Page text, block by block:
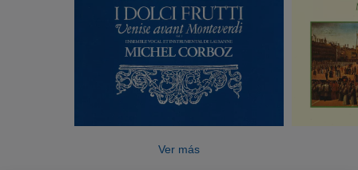
Ver más